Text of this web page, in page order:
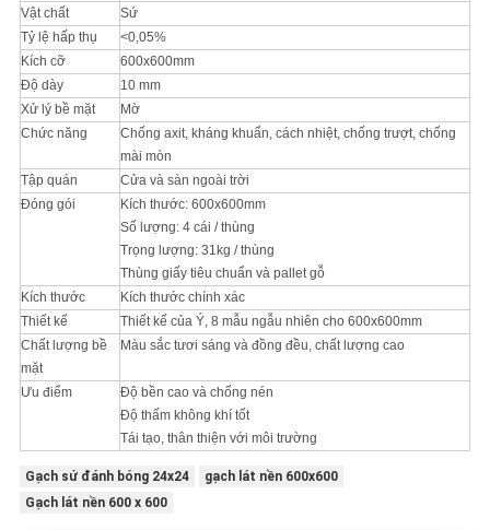
Vật chất
Sứ
Tỷ lệ hấp thụ
<0,05%
Kích cỡ
600x600mm
Độ dày
10 mm
Xử lý bề mặt
Mờ
Chức năng
Chống axit, kháng khuẩn, cách nhiệt, chống trượt, chống
mài mòn
Tập quán
Cửa và sàn ngoài trời
Đóng gói
Kích thước: 600x600mm
Số lượng: 4 cái / thùng
Trọng lượng: 31kg / thùng
Thùng giấy tiêu chuẩn và pallet gỗ
Kích thước
Kích thước chính xác
Thiết kế
Thiết kế của Ý, 8 mẫu ngẫu nhiên cho 600x600mm
Chất lượng bề
mặt
Màu sắc tươi sáng và đồng đều, chất lượng cao
Ưu điểm
Độ bền cao và chống nén
Độ thấm không khí tốt
Tái tạo, thân thiện với môi trường
Gạch sứ đánh bóng 24x24
gạch lát nền 600x600
Gạch lát nền 600 x 600